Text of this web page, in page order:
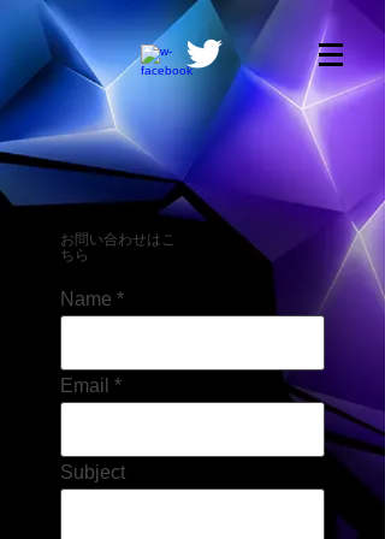
お問い合わせはこ
ちら
Name
Email
Subject